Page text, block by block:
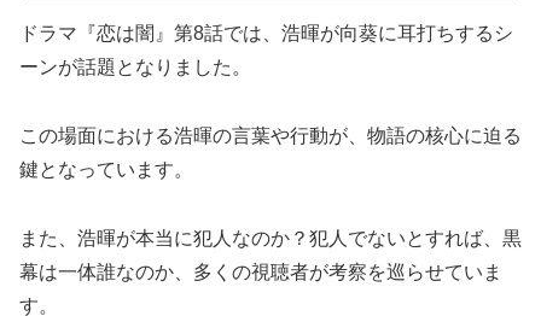
ドラマ『恋は闇』第8話では、浩暉が向葵に耳打ちするシ
ーンが話題となりました。
この場面における浩暉の言葉や行動が、物語の核心に迫る
鍵となっています。
また、浩暉が本当に犯人なのか？犯人でないとすれば、黒
幕は一体誰なのか、多くの視聴者が考察を巡らせていま
す。